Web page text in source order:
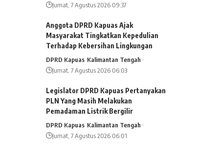
Jumat, 7 Agustus 2026 09:37
Anggota DPRD Kapuas Ajak
Masyarakat Tingkatkan Kepedulian
Terhadap Kebersihan Lingkungan
DPRD Kapuas Kalimantan Tengah
Jumat, 7 Agustus 2026 06:03
Legislator DPRD Kapuas Pertanyakan
PLN Yang Masih Melakukan
Pemadaman Listrik Bergilir
DPRD Kapuas Kalimantan Tengah
Jumat, 7 Agustus 2026 06:01